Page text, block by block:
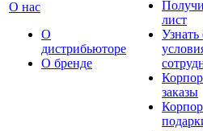
О нас
О
дистрибьюторе
О бренде
лист
Узнать
заказы